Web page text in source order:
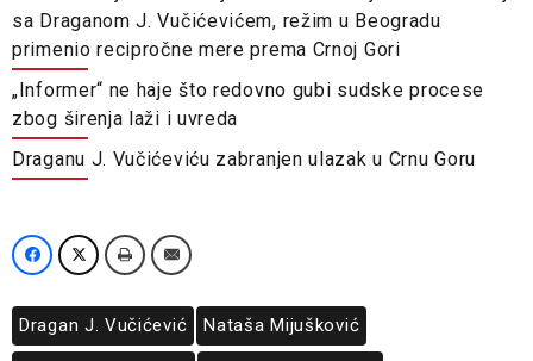
sa Draganom J. Vučićevićem, režim u Beogradu
primenio recipročne mere prema Crnoj Gori
„Informer“ ne haje što redovno gubi sudske procese
zbog širenja laži i uvreda
Draganu J. Vučićeviću zabranjen ulazak u Crnu Goru
Dragan J. Vučićević Nataša Mijušković